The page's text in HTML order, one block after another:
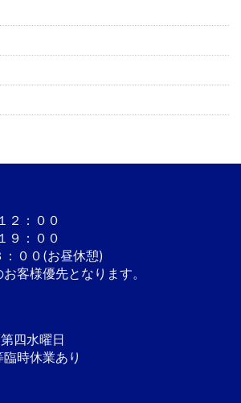
２：００
９：００
００(お昼休憩)
客様優先となります。
四水曜日
時休業あり